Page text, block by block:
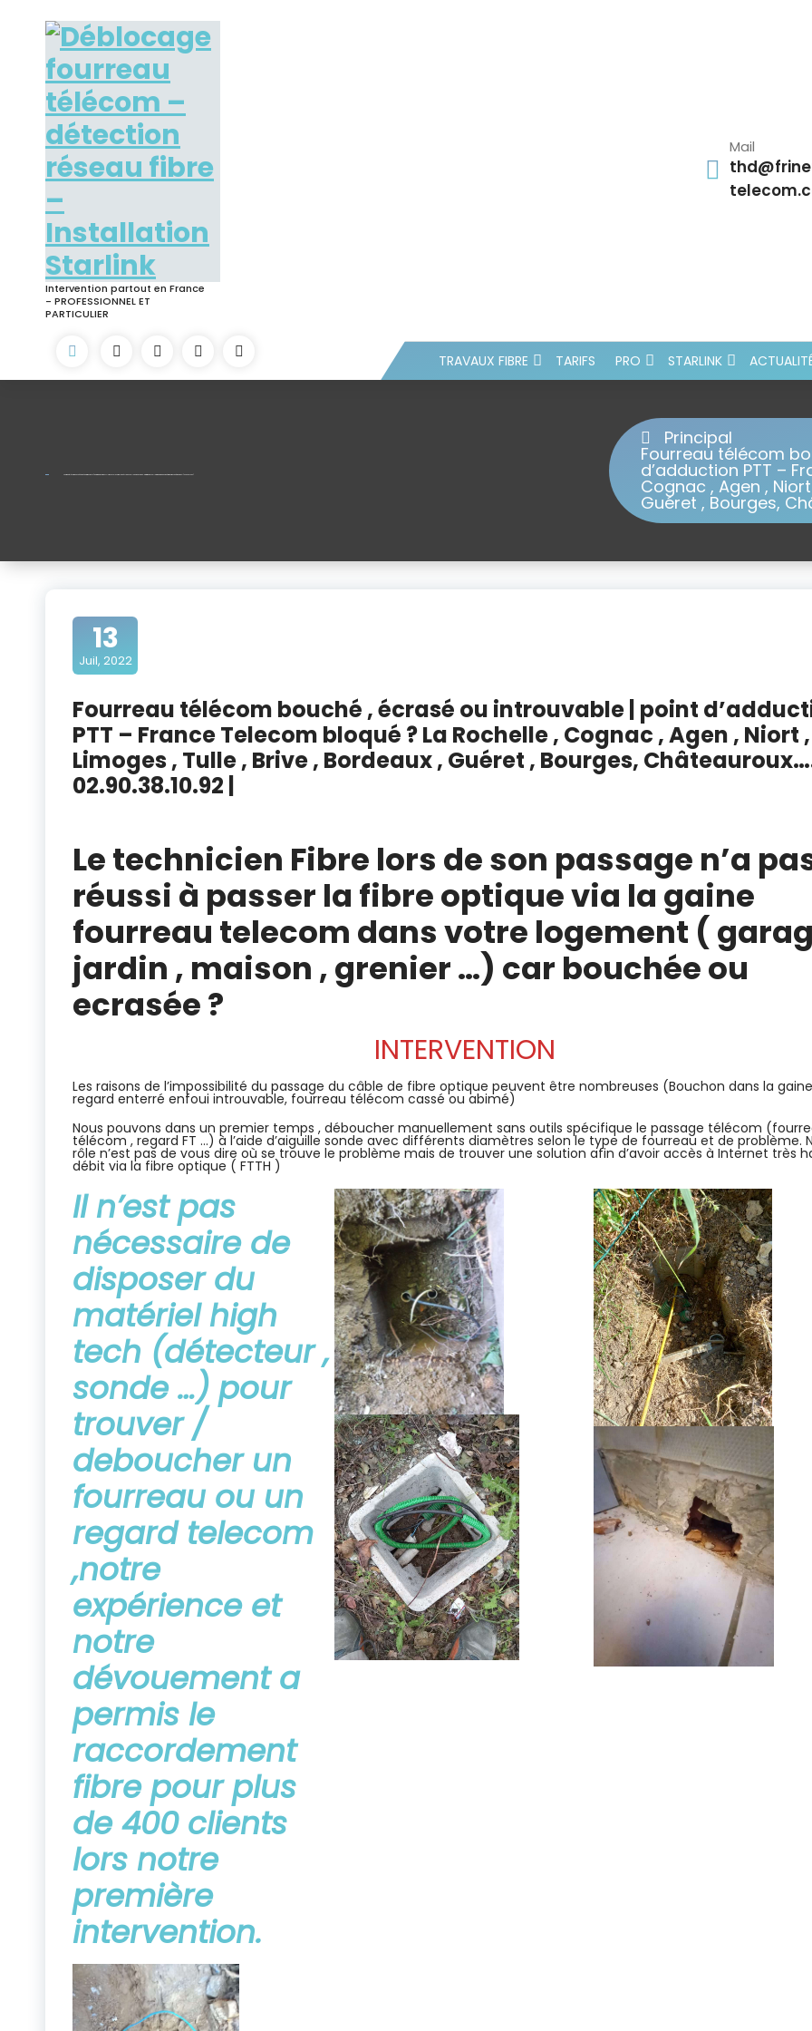
content
Intervention partout en France
- PROFESSIONNEL ET
PARTICULIER
Mail
TRAVAUX FIBRE TARIFS PRO STARLINK
Principal
Fourreau télécom
d’adduction PTT –
Cognac , Agen ,
Guéret , Bourges,
13
Juil, 2022
Fourreau télécom bouché , écrasé ou introuvable | point
PTT – France Telecom bloqué ? La Rochelle , Cognac , Agen , Niort ,
Limoges , Tulle , Brive , Bordeaux , Guéret , Bourges,
02.90.38.10.92 |
Le technicien Fibre lors de son passage n’a
réussi à passer la fibre optique via la gaine
fourreau telecom dans votre logement (
jardin , maison , grenier …) car bouchée ou
ecrasée ?
INTERVENTION
Les raisons de l’impossibilité du passage du câble de fibre optique peuvent être nombreuses (Bouchon dans la
regard enterré enfoui introuvable, fourreau télécom cassé ou abimé)
Nous pouvons dans un premier temps , déboucher manuellement sans outils spécifique le passage télécom
télécom , regard FT …) à l’aide d’aiguille sonde avec différents diamètres selon le type de fourreau et de problème.
rôle n’est pas de vous dire où se trouve le problème mais de trouver une solution afin d’avoir accès à Internet très
débit via la fibre optique ( FTTH )
Il n’est pas
nécessaire de
disposer du
matériel high
tech (détecteur ,
sonde …) pour
trouver /
deboucher un
fourreau ou un
regard telecom
,notre
expérience et
notre
dévouement a
permis le
raccordement
fibre pour plus
de 400 clients
lors notre
première
intervention.